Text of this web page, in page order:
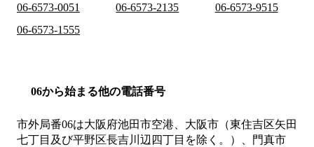
06-6573-0051
06-6573-2135
06-6573-9515
06-6573-1555
06から始まる他の電話番号
市外局番06は大阪府池田市空港、大阪市（東住吉区矢田
七丁目及び平野区長吉川辺四丁目を除く。）、門真市